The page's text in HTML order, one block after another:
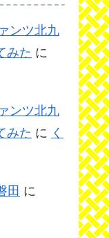
ンツ北九
みた に
ンツ北九
みた に く
田 に